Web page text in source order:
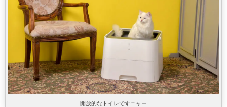
開放的なトイレですニャー